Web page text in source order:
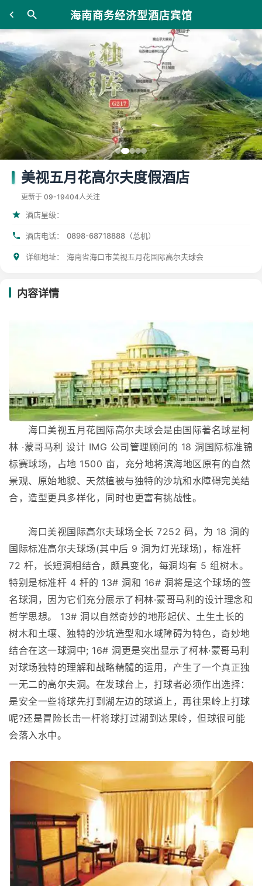
海南商务经济型酒店宾馆
美视五月花高尔夫度假酒店
更新于 09-19404人关注
酒店星级：
酒店电话： 0898-68718888（总机）
详细地址： 海南省海口市美视五月花国际高尔夫球会
内容详情
海口美视五月花国际高尔夫球会是由国际著名球星柯
林 ·蒙哥马利 设计 IMG 公司管理顾问的 18 洞国际标准锦
标赛球场，占地 1500 亩，充分地将滨海地区原有的自然
景观、原始地貌、天然植被与独特的沙坑和水障碍完美结
合，造型更具多样化，同时也更富有挑战性。
海口美视国际高尔夫球场全长 7252 码，为 18 洞的
国际标准高尔夫球场(其中后 9 洞为灯光球场)，标准杆
72 杆，长短洞相结合，颇具变化，每洞均有 5 组树木。
特别是标准杆 4 杆的 13# 洞和 16# 洞将是这个球场的签
名球洞，因为它们充分展示了柯林·蒙哥马利的设计理念和
哲学思想。 13# 洞以自然奇妙的地形起伏、土生土长的
树木和土壤、独特的沙坑造型和水域障碍为特色，奇妙地
结合在这一球洞中; 16# 洞更是突出显示了柯林·蒙哥马利
对球场独特的理解和战略精髓的运用，产生了一个真正独
一无二的高尔夫洞。在发球台上，打球者必须作出选择：
是安全一些将球先打到湖左边的球道上，再往果岭上打球
呢?还是冒险长击一杆将球打过湖到达果岭，但球很可能
会落入水中。